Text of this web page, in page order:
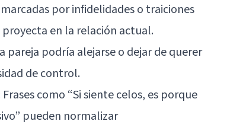
por infidelidades o traiciones
en la relación actual.
pareja podría alejarse o dejar de querer
de control.
Frases como “Si siente celos, es porque
pueden normalizar